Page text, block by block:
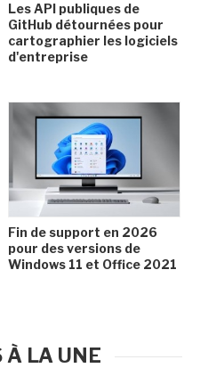
Les API publiques de
GitHub détournées pour
cartographier les logiciels
d'entreprise
Fin de support en 2026
pour des versions de
Windows 11 et Office 2021
À LA UNE